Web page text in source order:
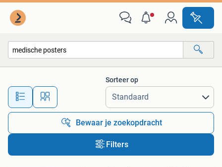
Alle afstanden…
Sorteer op
Bewaar je zoekopdracht
Filters